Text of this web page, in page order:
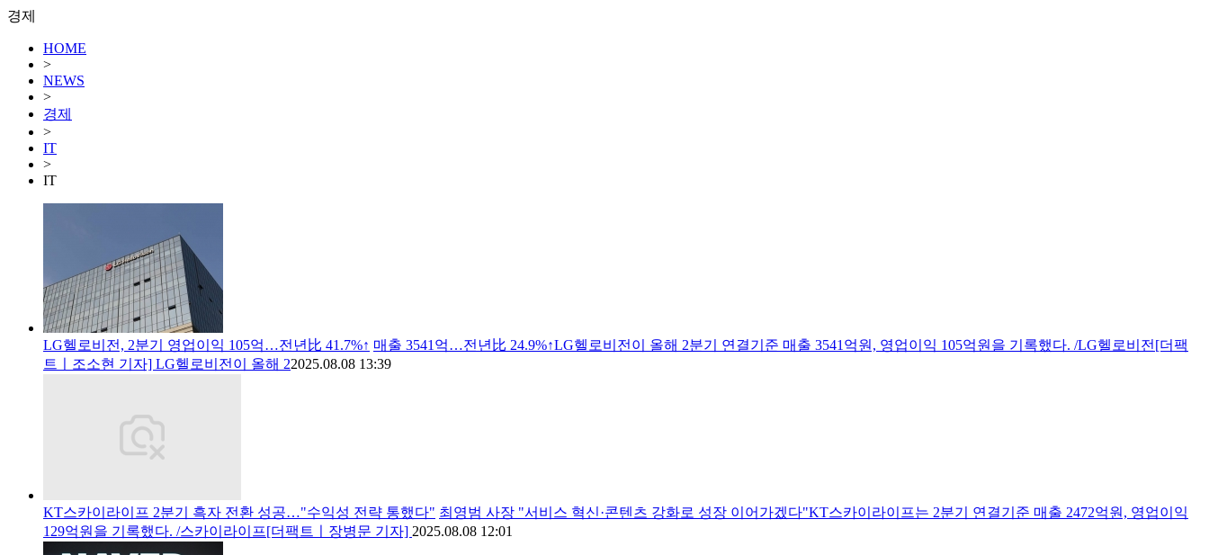
경제
HOME
>
NEWS
>
경제
>
IT
>
IT
LG헬로비전, 2분기 영업이익 105억…전년比 41.7%↑ 매출 3541억…전년比 24.9%↑LG헬로비전이 올해 2분기 연결기준 매출 3541억원, 영업이익 105억원을 기록했다. /LG헬로비전[더팩
트ㅣ조소현 기자] LG헬로비전이 올해 22025.08.08 13:39
KT스카이라이프 2분기 흑자 전환 성공…"수익성 전략 통했다" 최영범 사장 "서비스 혁신·콘텐츠 강화로 성장 이어가겠다"KT스카이라이프는 2분기 연결기준 매출 2472억원, 영업이익
129억원을 기록했다. /스카이라이프[더팩트ㅣ장병문 기자] 2025.08.08 12:01